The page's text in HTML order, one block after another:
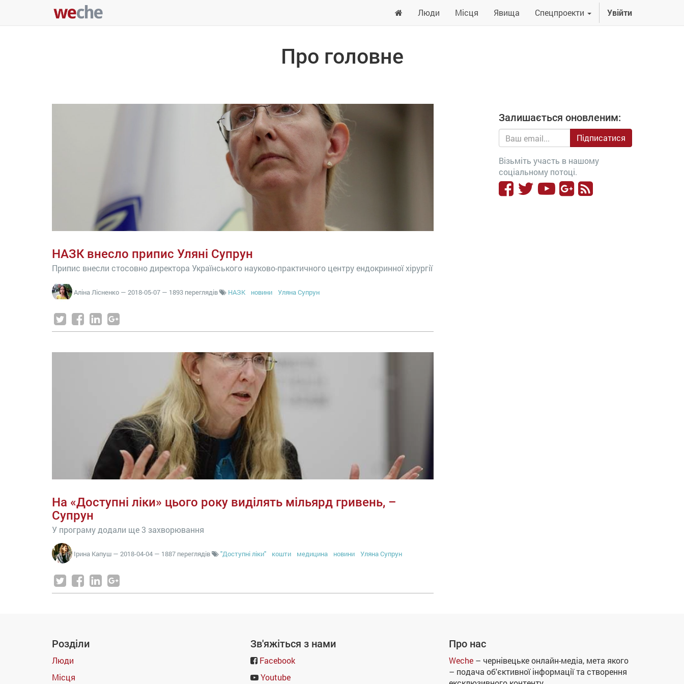
Люди Місця Явища Спецпроекти Увійти
Про головне
НАЗК внесло припис Уляні Супрун
Припис внесли стосовно директора Українського науково-практичного центру ендокринної хірургії
Аліна Лісненко — 2018-05-07 — 1893 переглядів НАЗК новини Уляна Супрун
На «Доступні ліки» цього року виділять мільярд гривень, –
Супрун
У програму додали ще 3 захворювання
Ірина Капуш — 2018-04-04 — 1887 переглядів "Доступні ліки" кошти медицина новини Уляна Супрун
Залишається оновленим:
Підписатися
Візьміть участь в нашому
соціальному потоці.
Розділи
Люди
Місця
Зв'яжіться з нами
Facebook
Youtube
Про нас
Weche – чернівецьке онлайн-медіа, мета якого
– подача об'єктивної інформації та створення